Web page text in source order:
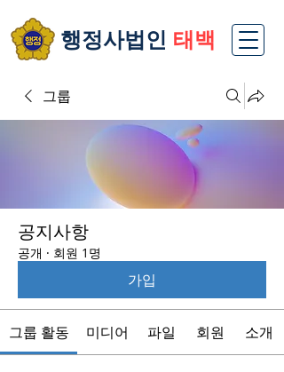
​행정사법인 태백
그룹
공지사항
공개 · 회원 1명
가입
그룹 활동 미디어 파일 회원 소개